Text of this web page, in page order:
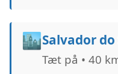
🏙️Salvador do
Tæt på • 40